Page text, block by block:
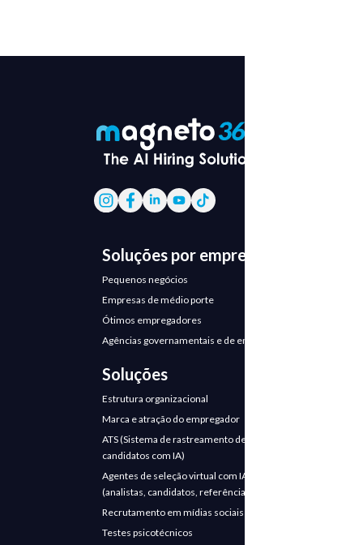
Soluções por empresa
Pequenos negócios
Empresas de médio porte
Ótimos empregadores
Agências governamentais e de emprego
Soluções
Estrutura organizacional
Marca e atração do empregador
ATS (Sistema de rastreamento de
candidatos com IA)
Agentes de seleção virtual com IA
(analistas, candidatos, referências)
Recrutamento em mídias sociais
Testes psicotécnicos